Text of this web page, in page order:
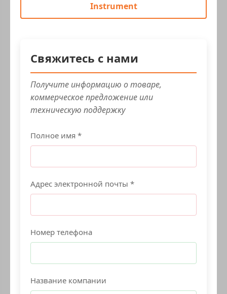
Instrument
Свяжитесь с нами
Получите информацию о товаре,
коммерческое предложение или
техническую поддержку
Полное имя *
Адрес электронной почты *
Номер телефона
Название компании